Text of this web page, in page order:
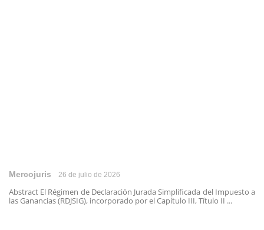
Mercojuris 26 de julio de 2026
Abstract El Régimen de Declaración Jurada Simplificada del Impuesto a
las Ganancias (RDJSIG), incorporado por el Capítulo III, Título II ...